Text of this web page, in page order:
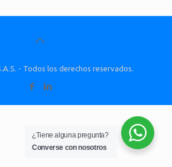
- Todos los derechos reservados.
¿Tiene alguna pregunta?
Converse con nosotros